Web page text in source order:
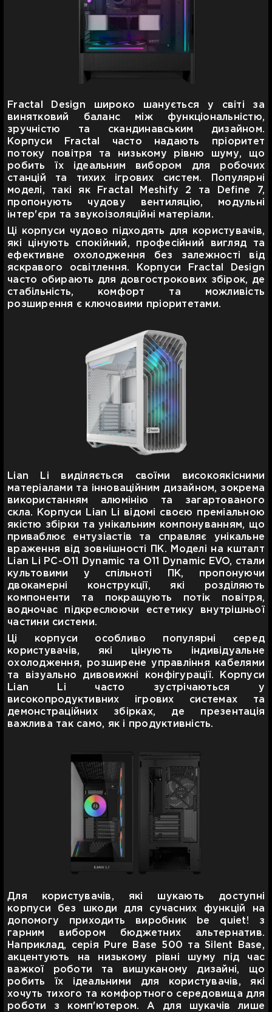
Fractal Design широко шанується у світі за
винятковий баланс між функціональністю,
зручністю та скандинавським дизайном.
Корпуси Fractal часто надають пріоритет
потоку повітря та низькому рівню шуму, що
робить їх ідеальним вибором для робочих
станцій та тихих ігрових систем. Популярні
моделі, такі як Fractal Meshify 2 та Define 7,
пропонують чудову вентиляцію, модульні
інтер'єри та звукоізоляційні матеріали.
Ці корпуси чудово підходять для користувачів,
які цінують спокійний, професійний вигляд та
ефективне охолодження без залежності від
яскравого освітлення. Корпуси Fractal Design
часто обирають для довгострокових збірок, де
стабільність, комфорт та можливість
розширення є ключовими пріоритетами.
Lian Li виділяється своїми високоякісними
матеріалами та інноваційним дизайном, зокрема
використанням алюмінію та загартованого
скла. Корпуси Lian Li відомі своєю преміальною
якістю збірки та унікальним компонуванням, що
приваблює ентузіастів та справляє унікальне
враження від зовнішності ПК. Моделі на кшталт
Lian Li PC-O11 Dynamic та O11 Dynamic EVO, стали
культовими у спільноті ПК, пропонуючи
двокамерні конструкції, які розділяють
компоненти та покращують потік повітря,
водночас підкреслюючи естетику внутрішньої
частини системи.
Ці корпуси особливо популярні серед
користувачів, які цінують індивідуальне
охолодження, розширене управління кабелями
та візуально дивовижні конфігурації. Корпуси
Lian Li часто зустрічаються у
високопродуктивних ігрових системах та
демонстраційних збірках, де презентація
важлива так само, як і продуктивність.
Для користувачів, які шукають доступні
корпуси без шкоди для сучасних функцій на
допомогу приходить виробник be quiet! з
гарним вибором бюджетних альтернатив.
Наприклад, серія Pure Base 500 та Silent Base,
акцентують на низькому рівні шуму під час
важкої роботи та вишуканому дизайні, що
робить їх ідеальними для користувачів, які
хочуть тихого та комфортного середовища для
роботи з комп'ютером. А для шукачів лише